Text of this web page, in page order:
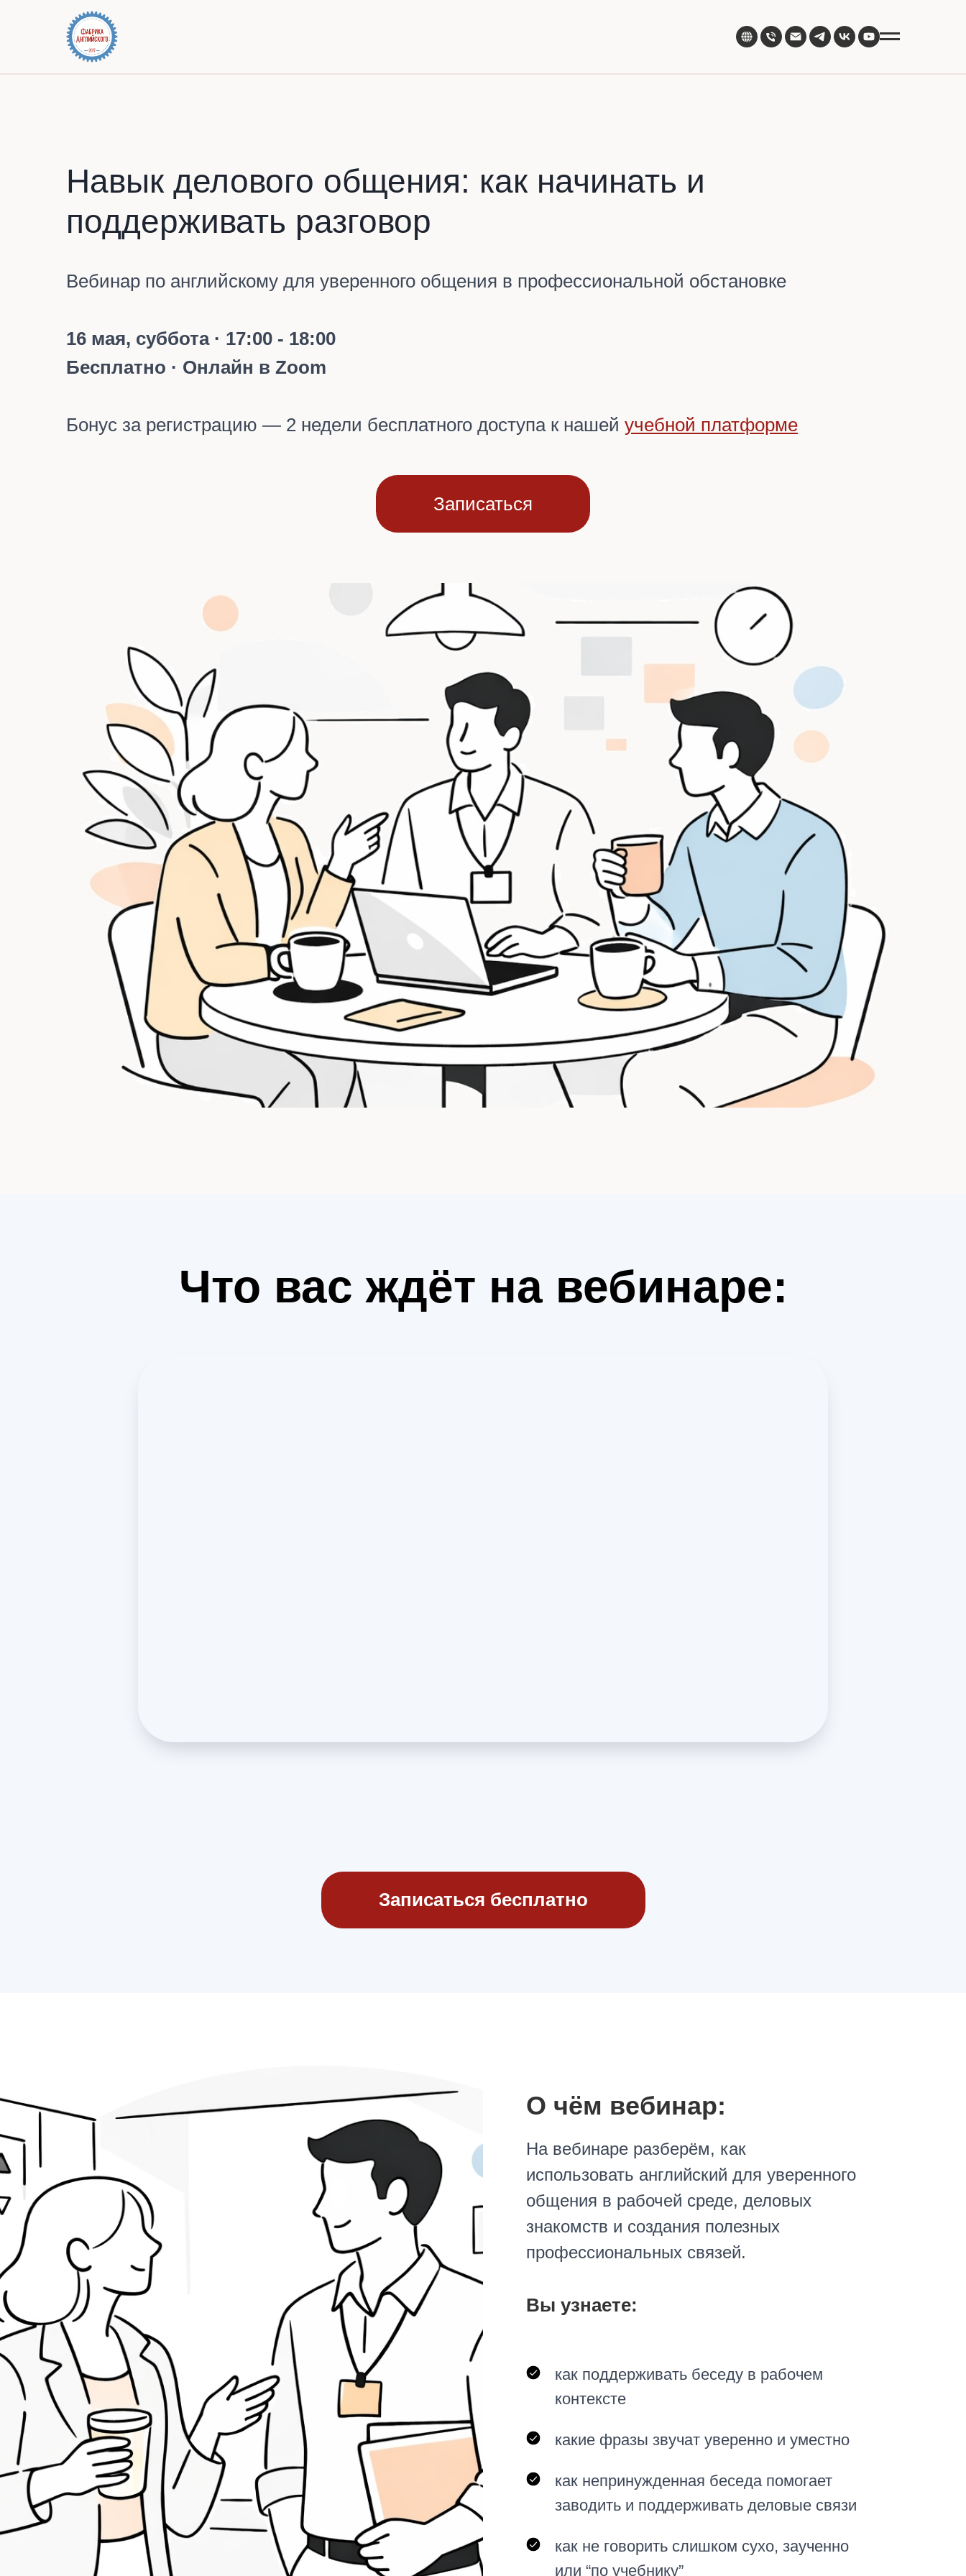
Навык делового общения: как начинать и
поддерживать разговор
Вебинар по английскому для уверенного общения в профессиональной обстановке
16 мая, суббота · 17:00 - 18:00
Бесплатно · Онлайн в Zoom
Бонус за регистрацию — 2 недели бесплатного доступа к нашей учебной платформе
Записаться
Что вас ждёт на вебинаре:
Записаться бесплатно
О чём вебинар:
На вебинаре разберём, как
использовать английский для уверенного
общения в рабочей среде, деловых
знакомств и создания полезных
профессиональных связей.
Вы узнаете:
как поддерживать беседу в рабочем
контексте
какие фразы звучат уверенно и уместно
как непринужденная беседа помогает
заводить и поддерживать деловые связи
как не говорить слишком сухо, заученно
или “по учебнику”